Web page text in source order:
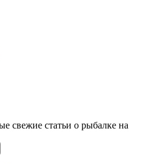
свежие статьи о рыбалке на